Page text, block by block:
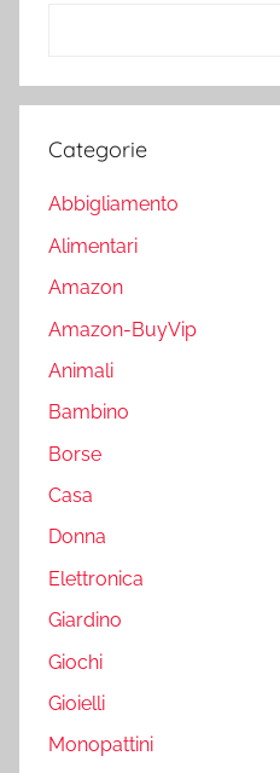
Categorie
Abbigliamento
Alimentari
Amazon
Amazon-BuyVip
Animali
Bambino
Borse
Casa
Donna
Elettronica
Giardino
Giochi
Gioielli
Monopattini